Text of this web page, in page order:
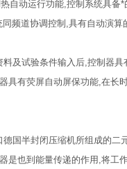
自动运行功能,控制系统具备
频道协调控制,具有自动演
及试验条件输入后,控制器
有荧屏自动屏保功能,在长
国半封闭压缩机所组成的二
也到能量传递的作用,将工